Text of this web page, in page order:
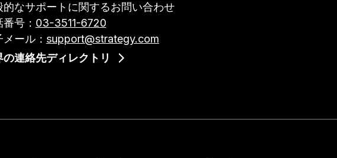
的なサポートに関するお問い合わせ​
号： 03-3511-6720
ール： support@strategy.com
の連絡先ディレクトリ